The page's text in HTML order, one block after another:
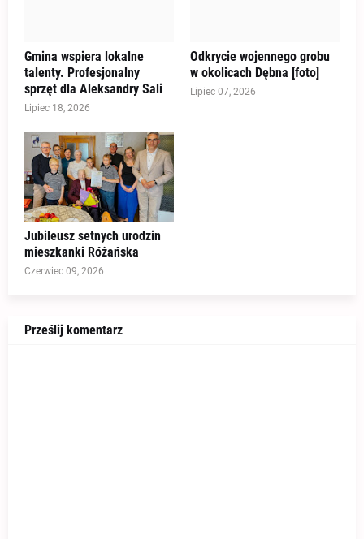
Gmina wspiera lokalne
talenty. Profesjonalny
sprzęt dla Aleksandry Sali
Lipiec 18, 2026
Odkrycie wojennego grobu
w okolicach Dębna [foto]
Lipiec 07, 2026
Jubileusz setnych urodzin
mieszkanki Różańska
Czerwiec 09, 2026
Prześlij komentarz